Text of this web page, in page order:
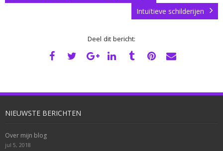
Intuïtieve schilderijen
Deel dit bericht:
NIEUWSTE BERICHTEN
Over mijn blog
jul 5, 2018